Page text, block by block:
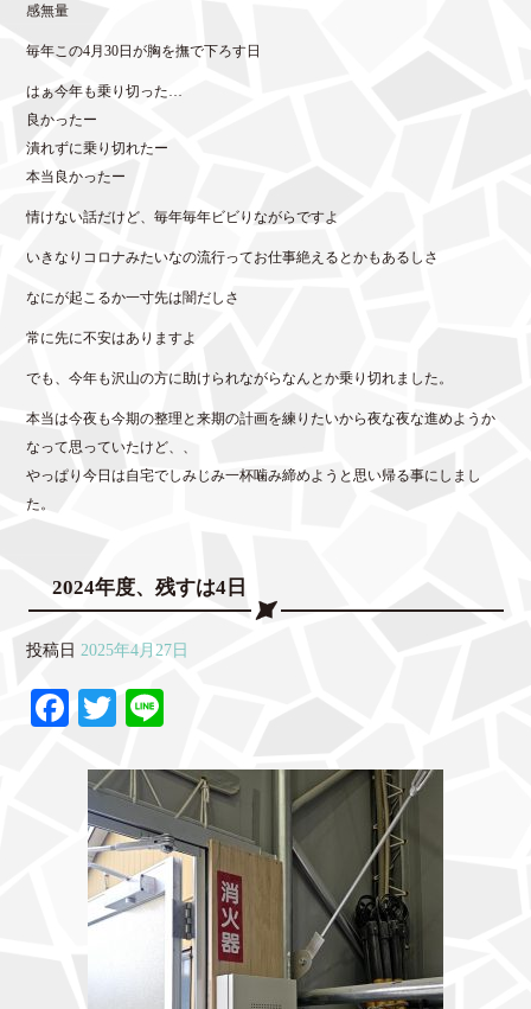
bo
ok
tte
r
感無量
毎年この4月30日が胸を撫で下ろす日
はぁ今年も乗り切った…
良かったー
潰れずに乗り切れたー
本当良かったー
情けない話だけど、毎年毎年ビビりながらですよ
いきなりコロナみたいなの流行ってお仕事絶えるとかもあるしさ
なにが起こるか一寸先は闇だしさ
常に先に不安はありますよ
でも、今年も沢山の方に助けられながらなんとか乗り切れました。
本当は今夜も今期の整理と来期の計画を練りたいから夜な夜な進めようか
なって思っていたけど、、
やっぱり今日は自宅でしみじみ一杯噛み締めようと思い帰る事にしまし
た。
2024年度、残すは4日
投稿日 2025年4月27日
Fa
bo
ok
T
tte
r